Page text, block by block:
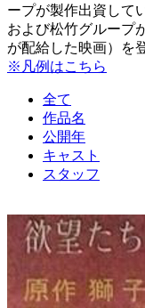
ープが製作出資して
および松竹グループ
が配給した映画）を
※凡例はこちら
全て
作品名
公開年
キャスト
スタッフ